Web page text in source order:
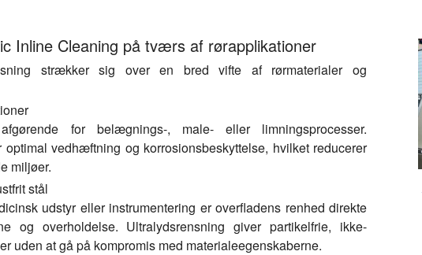
Inline Cleaning på tværs af rørapplikationer
strækker sig over en bred vifte af rørmaterialer og
for belægnings-, male- eller limningsprocesser.
optimal vedhæftning og korrosionsbeskyttelse, hvilket reducerer
miljøer.
stål
udstyr eller instrumentering er overfladens renhed direkte
og overholdelse. Ultralydsrensning giver partikelfrie, ikke-
uden at gå på kompromis med materialeegenskaberne.